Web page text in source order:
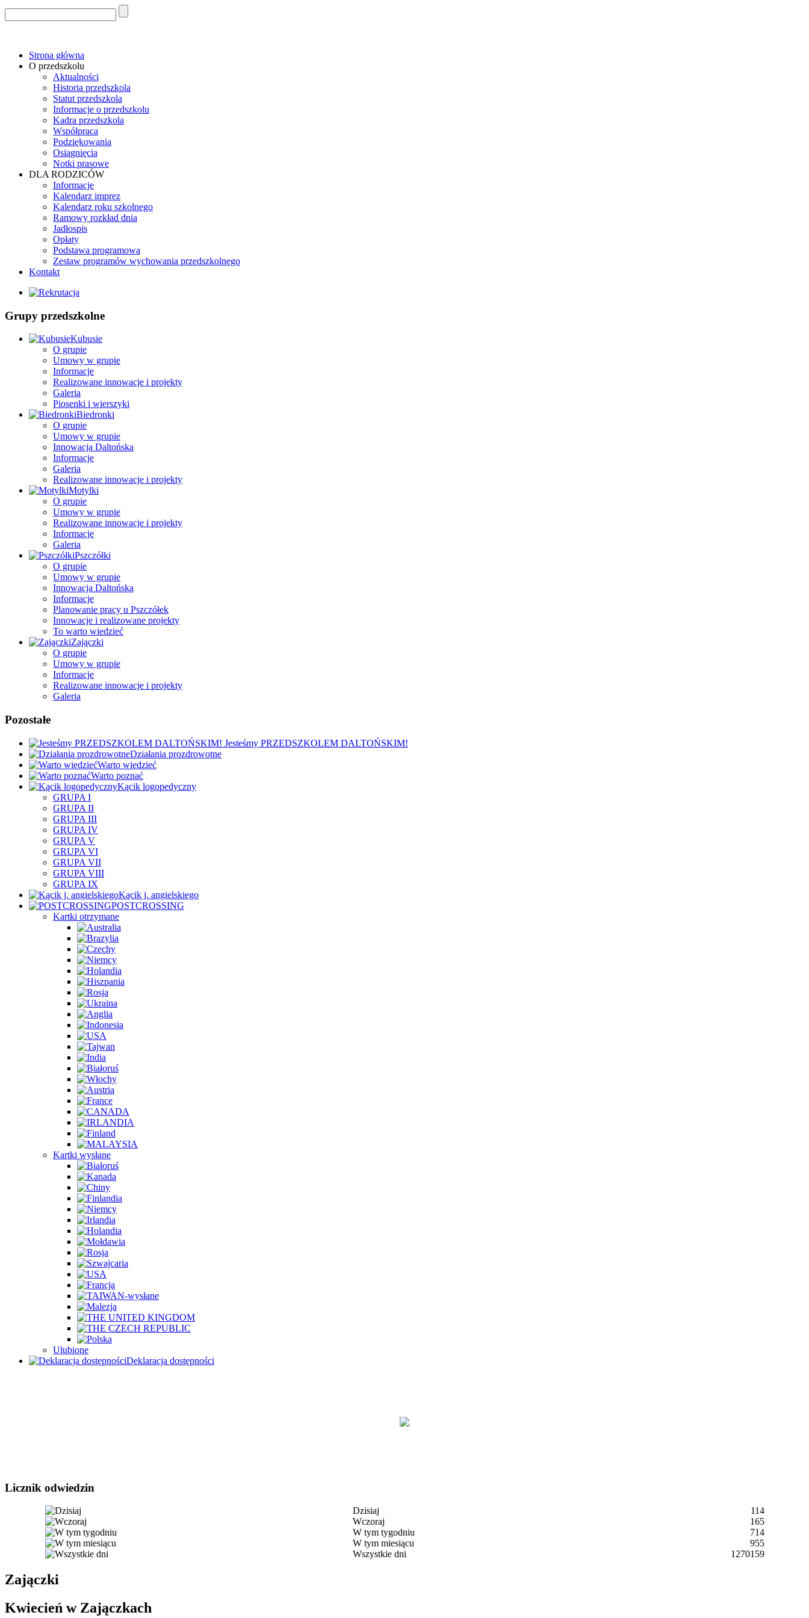
Strona główna
O przedszkolu
Aktualności
Historia przedszkola
Statut przedszkola
Informacje o przedszkolu
Kadra przedszkola
Współpraca
Podziękowania
Osiągnięcia
Notki prasowe
DLA RODZICÓW
Informacje
Kalendarz imprez
Kalendarz roku szkolnego
Ramowy rozkład dnia
Jadłospis
Opłaty
Podstawa programowa
Zestaw programów wychowania przedszkolnego
Kontakt
Grupy przedszkolne
Kubusie
O grupie
Umowy w grupie
Informacje
Realizowane innowacje i projekty
Galeria
Piosenki i wierszyki
Biedronki
O grupie
Umowy w grupie
Innowacja Daltońska
Informacje
Galeria
Realizowane innowacje i projekty
Motylki
O grupie
Umowy w grupie
Realizowane innowacje i projekty
Informacje
Galeria
Pszczółki
O grupie
Umowy w grupie
Innowacja Daltońska
Informacje
Planowanie pracy u Pszczółek
Innowacje i realizowane projekty
To warto wiedzieć
Zajączki
O grupie
Umowy w grupie
Informacje
Realizowane innowacje i projekty
Galeria
Pozostałe
Jesteśmy PRZEDSZKOLEM DALTOŃSKIM!
Działania prozdrowotne
Warto wiedzieć
Warto poznać
Kącik logopedyczny
GRUPA I
GRUPA II
GRUPA III
GRUPA IV
GRUPA V
GRUPA VI
GRUPA VII
GRUPA VIII
GRUPA IX
Kącik j. angielskiego
POSTCROSSING
Kartki otrzymane
Kartki wysłane
Ulubione
Deklaracja dostępności
Licznik odwiedzin
Dzisiaj
114
Wczoraj
165
W tym tygodniu
714
W tym miesiącu
955
Wszystkie dni
1270159
Zajączki
Kwiecień w Zajączkach